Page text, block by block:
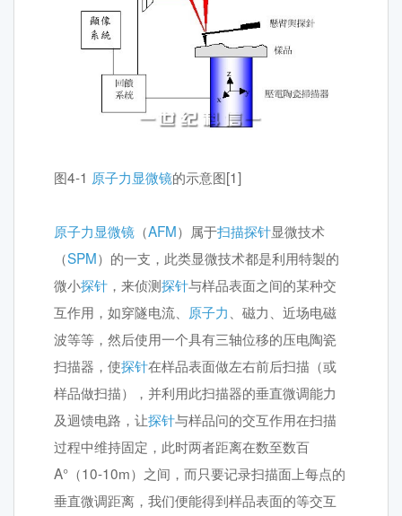
图4-1 原子力显微镜的示意图[1]
原子力显微镜 （AFM）属于扫描探针显微技术
（SPM）的一支，此类显微技术都是利用特製的
微小探针 ，来侦测探针与样品表面之间的某种交
互作用，如穿隧电流、 原子力 、磁力、近场电磁
波等等，然后使用一个具有三轴位移的压电陶瓷
扫描器，使探针在样品表面做左右前后扫描（或
样品做扫描），并利用此扫描器的垂直微调能力
及迴馈电路，让探针与样品问的交互作用在扫描
过程中维持固定，此时两者距离在数至数百
A°（10-10m）之间，而只要记录扫描面上每点的
垂直微调距离，我们便能得到样品表面的等交互